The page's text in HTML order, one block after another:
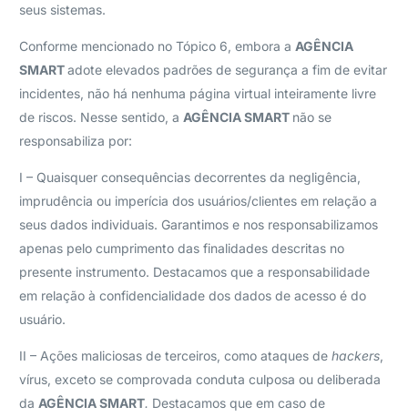
seus sistemas.
Conforme mencionado no Tópico 6, embora a AGÊNCIA
SMARTadote elevados padrões de segurança a fim de evitar
incidentes, não há nenhuma página virtual inteiramente livre
de riscos. Nesse sentido, a AGÊNCIA SMART não se
responsabiliza por:
I – Quaisquer consequências decorrentes da negligência,
imprudência ou imperícia dos usuários/clientes em relação a
seus dados individuais. Garantimos e nos responsabilizamos
apenas pelo cumprimento das finalidades descritas no
presente instrumento. Destacamos que a responsabilidade
em relação à confidencialidade dos dados de acesso é do
usuário.
II – Ações maliciosas de terceiros, como ataques dehackers
vírus, exceto se comprovada conduta culposa ou deliberada
da AGÊNCIA SMART. Destacamos que em caso de